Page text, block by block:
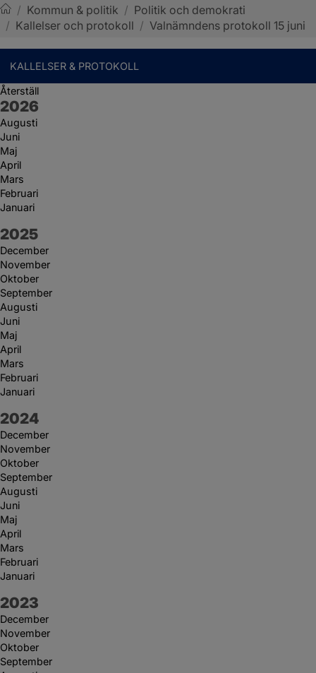
Sotenäs kommun
/ Kommun & politik / Politik och demokrati
/ Kallelser och protokoll / Valnämndens protokoll 15 juni
KALLELSER & PROTOKOLL
Återställ
År:
2026
Augusti
Juni
Maj
April
Mars
Februari
Januari
År:
2025
December
November
Oktober
September
Augusti
Juni
Maj
April
Mars
Februari
Januari
År:
2024
December
November
Oktober
September
Augusti
Juni
Maj
April
Mars
Februari
Januari
År:
2023
December
November
Oktober
September